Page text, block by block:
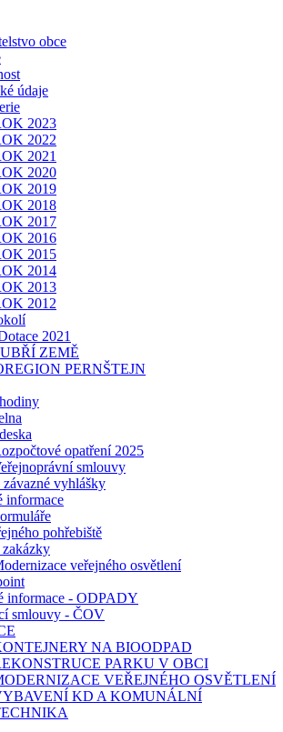
obce
údaje
2023
2022
2021
2020
2019
2018
2017
2016
2015
2014
2013
2012
2021
ZEMĚ
PERNŠTEJN
opatření 2025
smlouvy
závazné vyhlášky
informace
pohřebiště
zakázky
veřejného osvětlení
informace - ODPADY
smlouvy - ČOV
NA BIOODPAD
PARKU V OBCI
VEŘEJNÉHO OSVĚTLENÍ
KD A KOMUNÁLNÍ